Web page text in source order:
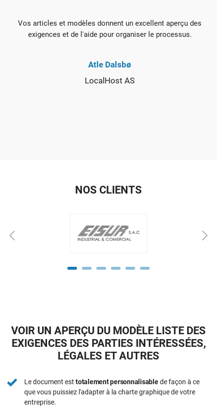
Vos articles et modèles donnent un excellent aperçu des
exigences et de l'aide pour organiser le processus.
Atle Dalsbø
LocalHost AS
NOS CLIENTS
VOIR UN APERÇU DU MODÈLE LISTE DES
EXIGENCES DES PARTIES INTÉRESSÉES,
LÉGALES ET AUTRES
Le document est totalement personnalisablede façon à ce
que vous puissiez l'adapter à la charte graphique de votre
entreprise.